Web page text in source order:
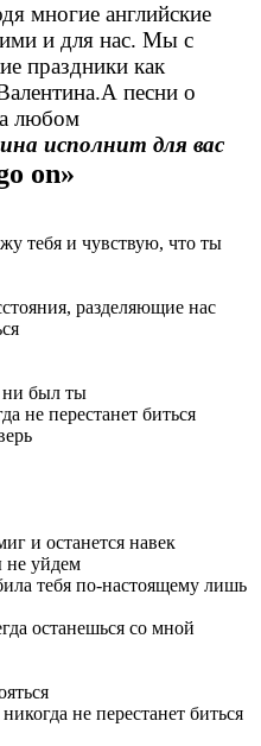
многие английские
и для нас. Мы с
праздники как
песни о
любом
исполнит для вас
on»
тебя и чувствую, что ты
разделяющие нас
ни был ты
не перестанет биться
и останется навек
не уйдем
тебя по-настоящему лишь
останешься со мной
не перестанет биться